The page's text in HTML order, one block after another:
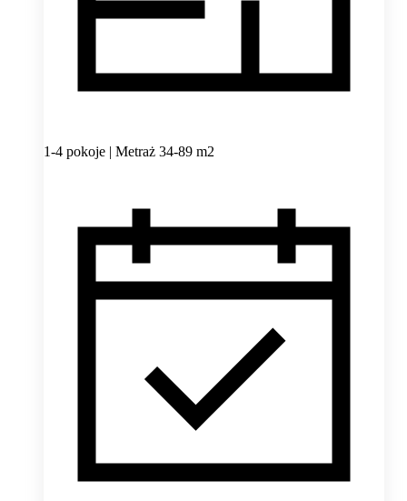
1-4 pokoje | Metraż 34-89 m2